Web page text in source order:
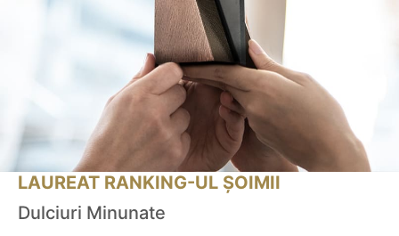
LAUREAT RANKING-UL ȘOIMII
Dulciuri Minunate